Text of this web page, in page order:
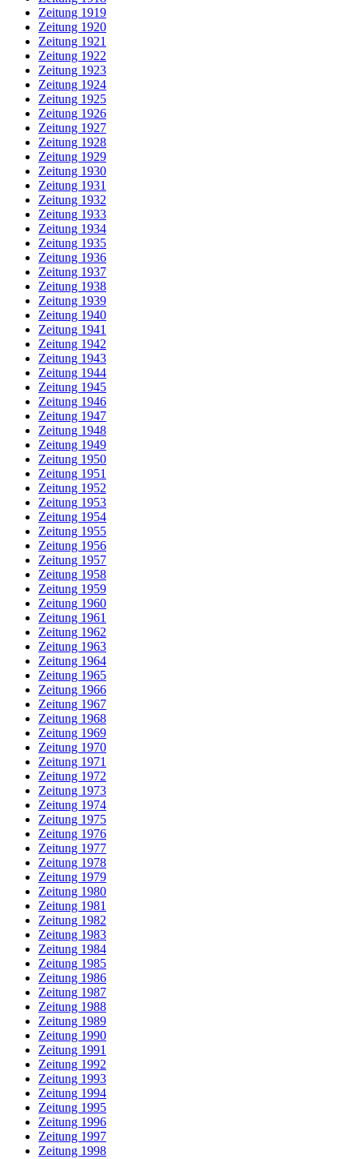
Zeitung 1919
Zeitung 1920
Zeitung 1921
Zeitung 1922
Zeitung 1923
Zeitung 1924
Zeitung 1925
Zeitung 1926
Zeitung 1927
Zeitung 1928
Zeitung 1929
Zeitung 1930
Zeitung 1931
Zeitung 1932
Zeitung 1933
Zeitung 1934
Zeitung 1935
Zeitung 1936
Zeitung 1937
Zeitung 1938
Zeitung 1939
Zeitung 1940
Zeitung 1941
Zeitung 1942
Zeitung 1943
Zeitung 1944
Zeitung 1945
Zeitung 1946
Zeitung 1947
Zeitung 1948
Zeitung 1949
Zeitung 1950
Zeitung 1951
Zeitung 1952
Zeitung 1953
Zeitung 1954
Zeitung 1955
Zeitung 1956
Zeitung 1957
Zeitung 1958
Zeitung 1959
Zeitung 1960
Zeitung 1961
Zeitung 1962
Zeitung 1963
Zeitung 1964
Zeitung 1965
Zeitung 1966
Zeitung 1967
Zeitung 1968
Zeitung 1969
Zeitung 1970
Zeitung 1971
Zeitung 1972
Zeitung 1973
Zeitung 1974
Zeitung 1975
Zeitung 1976
Zeitung 1977
Zeitung 1978
Zeitung 1979
Zeitung 1980
Zeitung 1981
Zeitung 1982
Zeitung 1983
Zeitung 1984
Zeitung 1985
Zeitung 1986
Zeitung 1987
Zeitung 1988
Zeitung 1989
Zeitung 1990
Zeitung 1991
Zeitung 1992
Zeitung 1993
Zeitung 1994
Zeitung 1995
Zeitung 1996
Zeitung 1997
Zeitung 1998